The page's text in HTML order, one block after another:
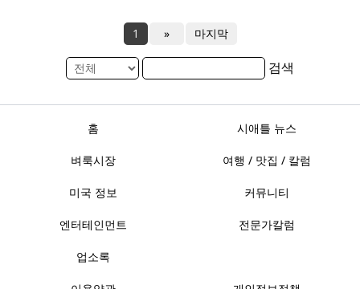
1 » 마지막
검색
홈 시애틀 뉴스
벼룩시장 여행 / 맛집 / 칼럼
미국 정보 커뮤니티
엔터테인먼트 전문가칼럼
업소록